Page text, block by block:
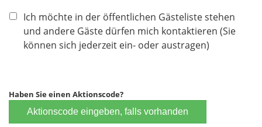
Ich möchte in der öffentlichen Gästeliste stehen
und andere Gäste dürfen mich kontaktieren (Sie
können sich jederzeit ein- oder austragen)
Haben Sie einen Aktionscode?
Aktionscode eingeben, falls vorhanden